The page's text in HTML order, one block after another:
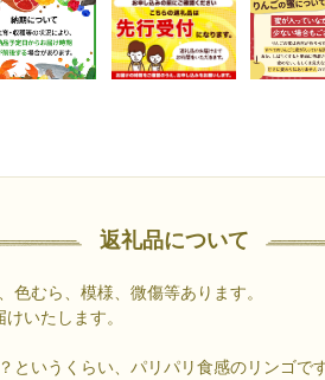
返礼品について
色むら、模様、微傷等あります。
いたします。
というくらい、パリパリ食感のリンゴで